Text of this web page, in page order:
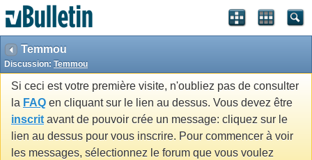
Temmou
Discussion: Temmou
Si ceci est votre première visite, n'oubliez pas de consulter
la FAQ en cliquant sur le lien au dessus. Vous devez être
inscrit avant de pouvoir crée un message: cliquez sur le
lien au dessus pour vous inscrire. Pour commencer à voir
les messages, sélectionnez le forum que vous voulez